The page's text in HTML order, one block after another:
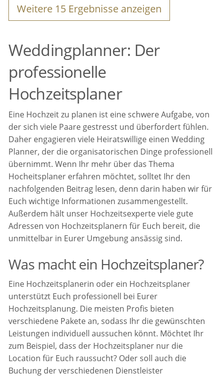
Weitere 15 Ergebnisse anzeigen
Weddingplanner: Der
professionelle
Hochzeitsplaner
Eine Hochzeit zu planen ist eine schwere Aufgabe, von
der sich viele Paare gestresst und überfordert fühlen.
Daher engagieren viele Heiratswillige einen Wedding
Planner, der die organisatorischen Dinge professionell
übernimmt. Wenn Ihr mehr über das Thema
Hocheitsplaner erfahren möchtet, solltet Ihr den
nachfolgenden Beitrag lesen, denn darin haben wir für
Euch wichtige Informationen zusammengestellt.
Außerdem hält unser Hochzeitsexperte viele gute
Adressen von Hochzeitsplanern für Euch bereit, die
unmittelbar in Eurer Umgebung ansässig sind.
Was macht ein Hochzeitsplaner?
Eine Hochzeitsplanerin oder ein Hochzeitsplaner
unterstützt Euch professionell bei Eurer
Hochzeitsplanung. Die meisten Profis bieten
verschiedene Pakete an, sodass Ihr die gewünschten
Leistungen individuell aussuchen könnt. Möchtet Ihr
zum Beispiel, dass der Hochzeitsplaner nur die
Location für Euch raussucht? Oder soll auch die
Buchung der verschiedenen Dienstleister